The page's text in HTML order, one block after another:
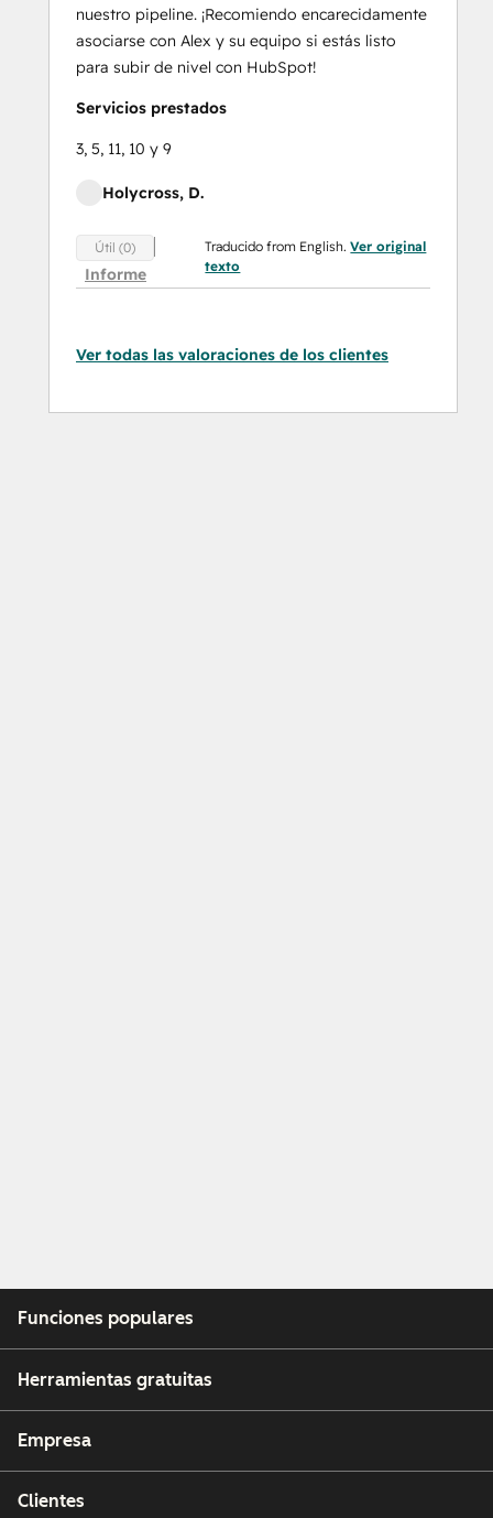
nuestro pipeline. ¡Recomiendo encarecidamente
asociarse con Alex y su equipo si estás listo
para subir de nivel con HubSpot!
Servicios prestados
3, 5, 11, 10 y 9
Holycross, D.
Útil (0)
Informe
Traducido from English.Ver original
texto
Ver todas las valoraciones de los clientes
Funciones populares
Herramientas gratuitas
Empresa
Clientes